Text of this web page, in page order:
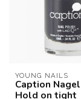
YOUNG NAILS
Caption
Hold on tight